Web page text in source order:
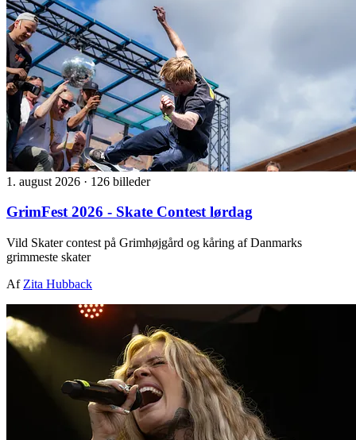
1. august 2026 · 126 billeder
GrimFest 2026 - Skate Contest lørdag
Vild Skater contest på Grimhøjgård og kåring af Danmarks
grimmeste skater
Af Zita Hubback